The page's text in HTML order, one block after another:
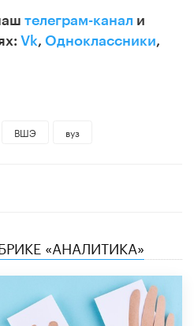
телеграм-канал и
Vk, Одноклассники,
ВШЭ вуз
«АНАЛИТИКА»